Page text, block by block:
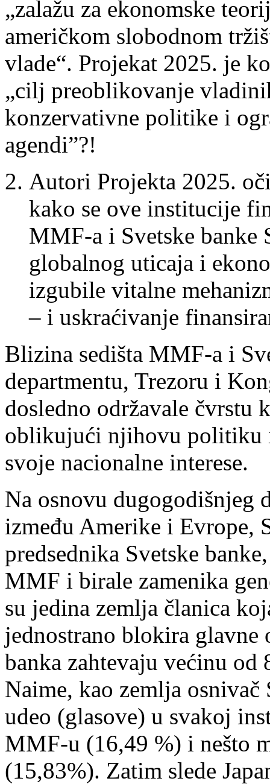
„zalažu za ekonomske
američkom slobodnom
vlade“. Projekat 2025. je
„cilj preoblikovanje
konzervativne politike i
agendi”?!
Autori Projekta 2025.
kako se ove institucije
MMF-a i Svetske
globalnog uticaja i
izgubile vitalne
– i uskraćivanje
Blizina sedišta MMF-a i
departmentu, Trezoru i
dosledno održavale čvrstu
oblikujući njihovu politiku
svoje nacionalne interese.
Na osnovu dugogodišnjeg
između Amerike i Evrope,
predsednika Svetske
MMF i birale zamenika
su jedina zemlja članica
jednostrano blokira
banka zahtevaju većinu od
Naime, kao zemlja
udeo (glasove) u svakoj
MMF-u (16,49 %) i nešto
(15,83%). Zatim slede